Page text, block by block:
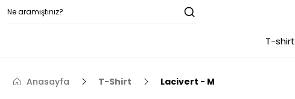
T-shirt
Anasayfa T-Shirt Lacivert - M